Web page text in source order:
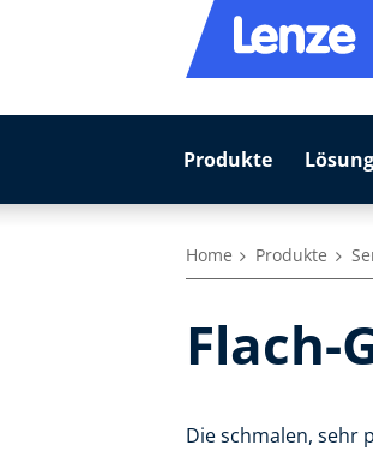
Produkte
Home Produkte
Flach-
Die schmalen, sehr